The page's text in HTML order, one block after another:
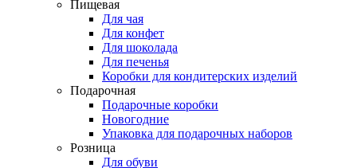
Пищевая
Для чая
Для конфет
Для шоколада
Для печенья
Коробки для кондитерских изделий
Подарочная
Подарочные коробки
Новогодние
Упаковка для подарочных наборов
Розница
Для обуви